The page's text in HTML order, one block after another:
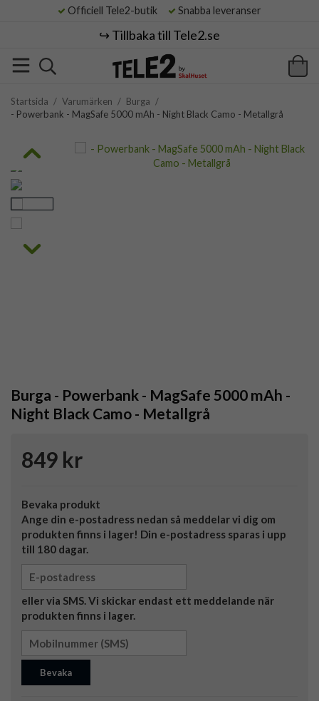
Officiell Tele2-butik Snabba leveranser
↪️ Tillbaka till Tele2.se
Startsida / Varumärken / Burga /
- Powerbank - MagSafe 5000 mAh - Night Black Camo - Metallgrå
Burga - Powerbank - MagSafe 5000 mAh -
Night Black Camo - Metallgrå
849 kr
Bevaka produkt
Ange din e-postadress nedan så meddelar vi dig om
produkten finns i lager! Din e-postadress sparas i upp
till 180 dagar.
eller via SMS. Vi skickar endast ett meddelande när
produkten finns i lager.
Bevaka